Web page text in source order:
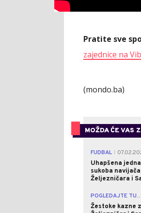
Pratite sve
zajednice na
(mondo.ba)
MOŽDA ĆE VAS
FUDBAL
Uhapšena
sukoba navijača
Željezničara i
POGLEDAJTE TUČU
Žestoke kazne